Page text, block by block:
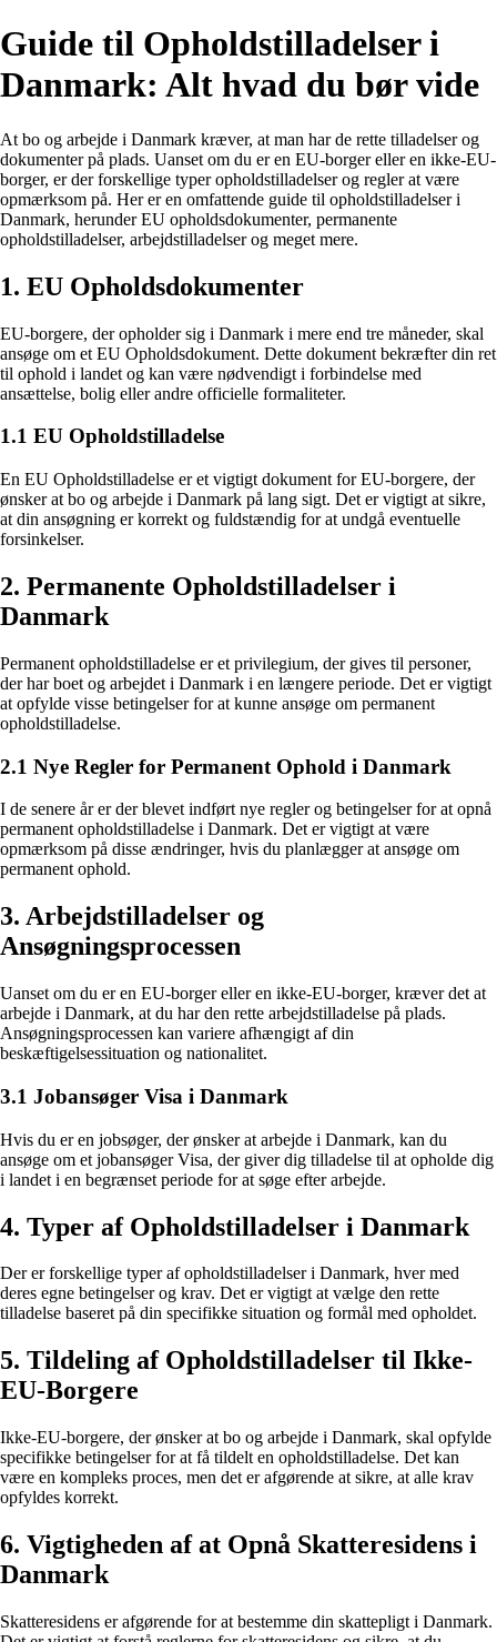
Guide til Opholdstilladelser i
Danmark: Alt hvad du bør vide
At bo og arbejde i Danmark kræver, at man har de rette tilladelser og
dokumenter på plads. Uanset om du er en EU-borger eller en ikke-EU-
borger, er der forskellige typer opholdstilladelser og regler at være
opmærksom på. Her er en omfattende guide til opholdstilladelser i
Danmark, herunder EU opholdsdokumenter, permanente
opholdstilladelser, arbejdstilladelser og meget mere.
1. EU Opholdsdokumenter
EU-borgere, der opholder sig i Danmark i mere end tre måneder, skal
ansøge om et EU Opholdsdokument. Dette dokument bekræfter din ret
til ophold i landet og kan være nødvendigt i forbindelse med
ansættelse, bolig eller andre officielle formaliteter.
1.1 EU Opholdstilladelse
En EU Opholdstilladelse er et vigtigt dokument for EU-borgere, der
ønsker at bo og arbejde i Danmark på lang sigt. Det er vigtigt at sikre,
at din ansøgning er korrekt og fuldstændig for at undgå eventuelle
forsinkelser.
2. Permanente Opholdstilladelser i
Danmark
Permanent opholdstilladelse er et privilegium, der gives til personer,
der har boet og arbejdet i Danmark i en længere periode. Det er vigtigt
at opfylde visse betingelser for at kunne ansøge om permanent
opholdstilladelse.
2.1 Nye Regler for Permanent Ophold i Danmark
I de senere år er der blevet indført nye regler og betingelser for at opnå
permanent opholdstilladelse i Danmark. Det er vigtigt at være
opmærksom på disse ændringer, hvis du planlægger at ansøge om
permanent ophold.
3. Arbejdstilladelser og
Ansøgningsprocessen
Uanset om du er en EU-borger eller en ikke-EU-borger, kræver det at
arbejde i Danmark, at du har den rette arbejdstilladelse på plads.
Ansøgningsprocessen kan variere afhængigt af din
beskæftigelsessituation og nationalitet.
3.1 Jobansøger Visa i Danmark
Hvis du er en jobsøger, der ønsker at arbejde i Danmark, kan du
ansøge om et jobansøger Visa, der giver dig tilladelse til at opholde dig
i landet i en begrænset periode for at søge efter arbejde.
4. Typer af Opholdstilladelser i Danmark
Der er forskellige typer af opholdstilladelser i Danmark, hver med
deres egne betingelser og krav. Det er vigtigt at vælge den rette
tilladelse baseret på din specifikke situation og formål med opholdet.
5. Tildeling af Opholdstilladelser til Ikke-
EU-Borgere
Ikke-EU-borgere, der ønsker at bo og arbejde i Danmark, skal opfylde
specifikke betingelser for at få tildelt en opholdstilladelse. Det kan
være en kompleks proces, men det er afgørende at sikre, at alle krav
opfyldes korrekt.
6. Vigtigheden af at Opnå Skatteresidens i
Danmark
Skatteresidens er afgørende for at bestemme din skattepligt i Danmark.